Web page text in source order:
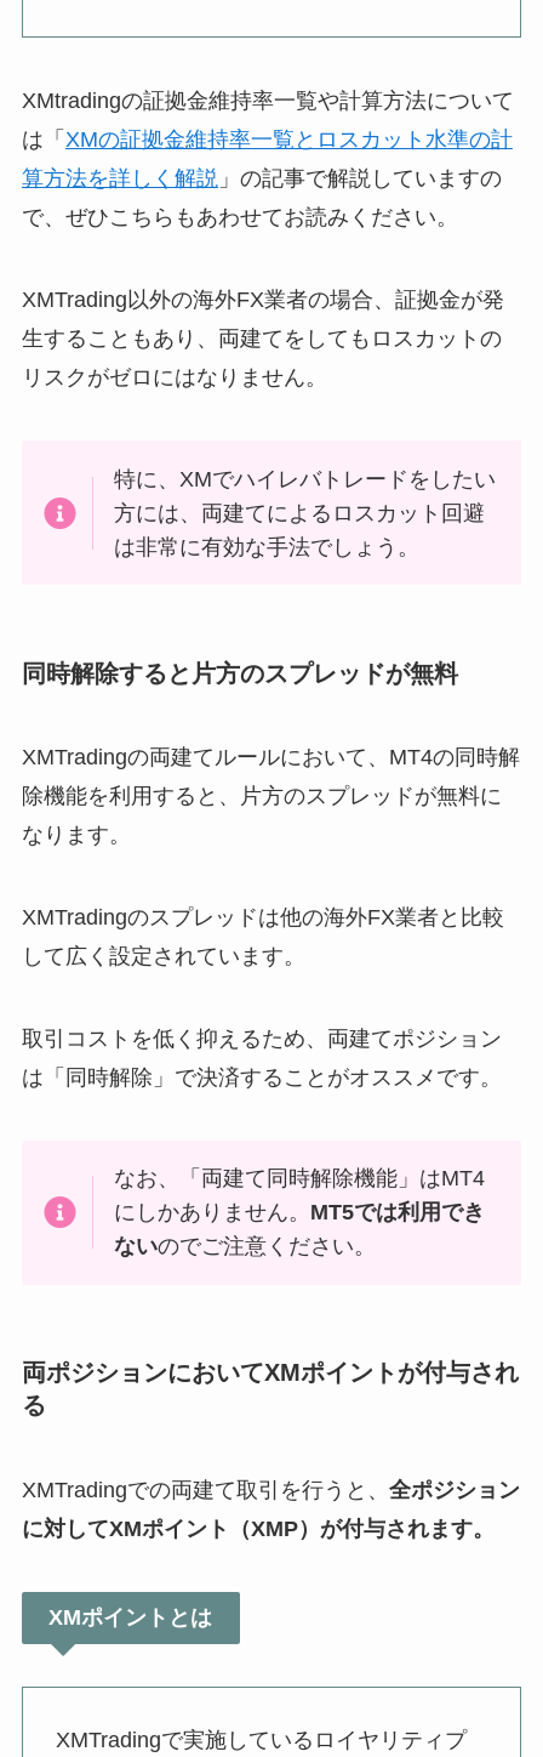
XMtradingの証拠金維持率一覧や計算方法について
は「 XMの証拠金維持率一覧とロスカット水準の計
算方法を詳しく解説」の記事で解説していますの
で、ぜひこちらもあわせてお読みください。
XMTrading以外の海外FX業者の場合、証拠金が発
生することもあり、両建てをしてもロスカットの
リスクがゼロにはなりません。
特に、XMでハイレバトレードをしたい
方には、両建てによるロスカット回避
は非常に有効な手法でしょう。
同時解除すると片方のスプレッドが無料
XMTradingの両建てルールにおいて、MT4の同時解
除機能を利用すると、片方のスプレッドが無料に
なります。
XMTradingのスプレッドは他の海外FX業者と比較
して広く設定されています。
取引コストを低く抑えるため、両建てポジション
は「同時解除」で決済することがオススメです。
なお、「両建て同時解除機能」はMT4
にしかありません。 MT5では利用でき
ないのでご注意ください。
両ポジションにおいてXMポイントが付与され
る
XMTradingでの両建て取引を行うと、 全ポジション
に対してXMポイント（XMP）が付与されます。
XMポイントとは
XMTradingで実施しているロイヤリティプ